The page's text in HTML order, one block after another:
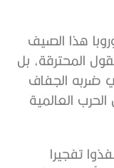
هذا الصيف
المحترقة، بل
ضربه الجفاف
العالمية
تفجيرا